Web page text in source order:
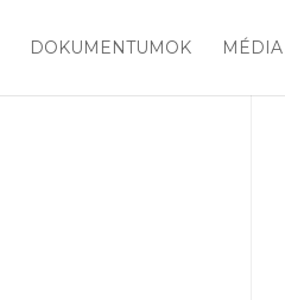
DOKUMENTUMOK MÉDIA